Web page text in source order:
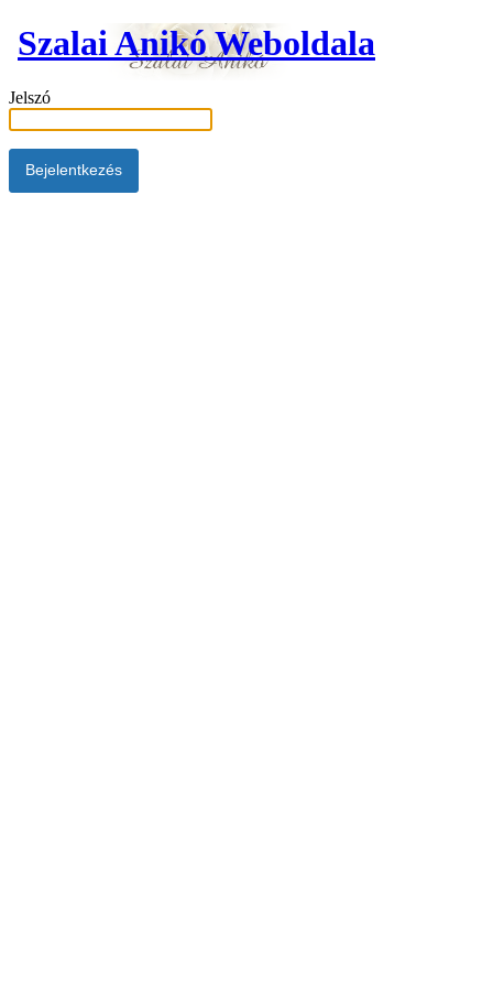
Szalai Anikó Weboldala
Jelszó